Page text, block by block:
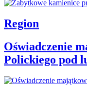
Region
Oświadczenie
Polickiego pod